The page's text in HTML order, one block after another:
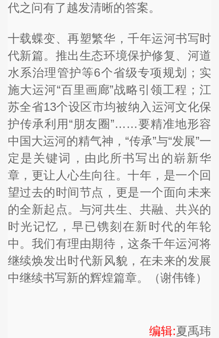
代之问有了越发清晰的答案。
十载蝶变、再塑繁华，千年运河书写时
代新篇。推出生态环境保护修复、河道
水系治理管护等6个省级专项规划；实
施大运河“百里画廊”战略引领工程；江
苏全省13个设区市均被纳入运河文化保
护传承利用“朋友圈”……要精准地形容
中国大运河的精气神，“传承”与“发展”一
定是关键词，由此所书写出的崭新华
章，更让人心生向往。十年，是一个回
望过去的时间节点，更是一个面向未来
的全新起点。与河共生、共融、共兴的
时光记忆，早已镌刻在新时代的年轮
中。我们有理由期待，这条千年运河将
继续焕发出时代新风貌，在未来的发展
中继续书写新的辉煌篇章。（谢伟锋）
编辑:夏禹玮